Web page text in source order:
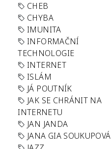
CHEB
CHYBA
IMUNITA
INFORMAČNÍ
TECHNOLOGIE
INTERNET
ISLÁM
JÁ POUTNÍK
JAK SE CHRÁNIT NA
INTERNETU
JAN JANDA
JANA GIA SOUKUPOVÁ